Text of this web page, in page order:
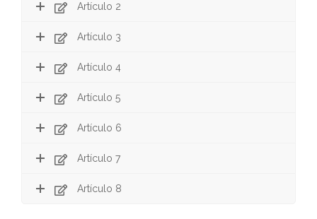
Artículo 2
Artículo 3
Artículo 4
Artículo 5
Artículo 6
Artículo 7
Artículo 8